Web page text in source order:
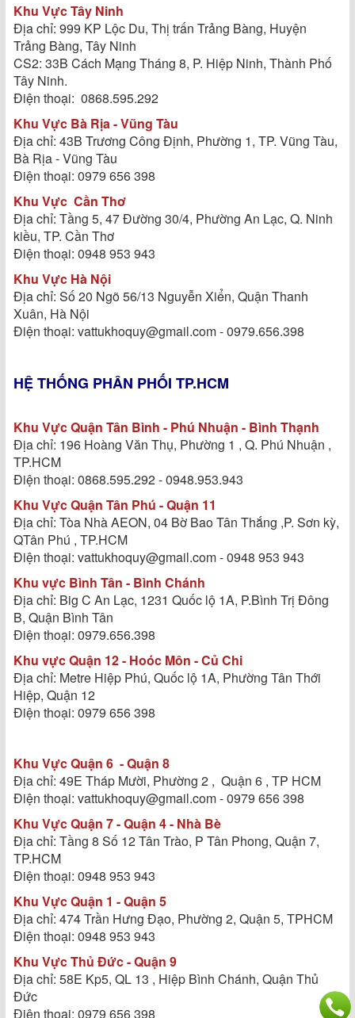
Khu Vực Tây Ninh
Địa chỉ: 999 KP Lộc Du, Thị trấn Trảng Bàng, Huyện
Trảng Bàng, Tây Ninh
CS2: 33B Cách Mạng Tháng 8, P. Hiệp Ninh, Thành Phố
Tây Ninh.
Điện thoại: 0868.595.292
Khu Vực Bà Rịa - Vũng Tàu
Địa chỉ: 43B Trương Công Định, Phường 1, TP. Vũng Tàu,
Bà Rịa - Vũng Tàu
Điện thoại: 0979 656 398
Khu Vực Cần Thơ
Địa chỉ: Tầng 5, 47 Đường 30/4, Phường An Lạc, Q. Ninh
kiều, TP. Cần Thơ
Điện thoại: 0948 953 943
Khu Vực Hà Nội
Địa chỉ: Số 20 Ngõ 56/13 Nguyễn Xiển, Quận Thanh
Xuân, Hà Nội
Điện thoại: vattukhoquy@gmail.com - 0979.656.398
HỆ THỐNG PHÂN PHỐI TP.HCM
Khu Vực Quận Tân Bình - Phú Nhuận - Bình Thạnh
Địa chỉ: 196 Hoàng Văn Thụ, Phường 1 , Q. Phú Nhuận ,
TP.HCM
Điện thoại: 0868.595.292 - 0948.953.943
Khu Vực Quận Tân Phú - Quận 11
Địa chỉ: Tòa Nhà AEON, 04 Bờ Bao Tân Thắng ,P. Sơn kỳ,
QTân Phú , TP.HCM
Điện thoại: vattukhoquy@gmail.com - 0948 953 943
Khu vực Bình Tân - Bình Chánh
Địa chỉ: Big C An Lạc, 1231 Quốc lộ 1A, P.Bình Trị Đông
B, Quận Bình Tân
Điện thoại: 0979.656.398
Khu vực Quận 12 - Hoóc Môn - Củ Chi
Địa chỉ: Metre Hiệp Phú, Quốc lộ 1A, Phường Tân Thới
Hiệp, Quận 12
Điện thoại: 0979 656 398
Khu Vực Quận 6 - Quận 8
Địa chỉ: 49E Tháp Mười, Phường 2 , Quận 6 , TP HCM
Điện thoại: vattukhoquy@gmail.com - 0979 656 398
Khu Vực Quận 7 - Quận 4 - Nhà Bè
Địa chỉ: Tầng 8 Số 12 Tân Trào, P Tân Phong, Quận 7,
TP.HCM
Điện thoại: 0948 953 943
Khu Vực Quận 1 - Quận 5
Địa chỉ: 474 Trần Hưng Đạo, Phường 2, Quận 5, TPHCM
Điện thoại: 0948 953 943
Khu Vực Thủ Đức - Quận 9
Địa chỉ: 58E Kp5, QL 13 , Hiệp Bình Chánh, Quận Thủ
Đức
Điện thoại: 0979 656 398